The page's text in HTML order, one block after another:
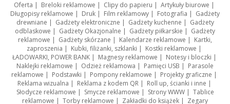
Oferta | Breloki reklamowe | Clipy do papieru | Artykuły biurowe |
Długopisy reklamowe | Druk | Film reklamowy | Fotografia | Gadżety
drewniane | Gadżety elektroniczne | Gadżety kuchenne | Gadżety
odblaskowe | Gadżety Okazjonalne | Gadżety piłkarskie | Gadżety
reklamowe | Gadżety skórzane | Kalendarze reklamowe | Kartki,
zaproszenia | Kubki, filiżanki, szklanki | Kostki reklamowe |
ŁADOWARKI, POWER BANK| Magnesy reklamowe | Notesy i bloczki |
Naklejki reklamowe | Odzież reklamowa | Pamięci USB | Parasole
reklamowe | Podstawki | Pompony reklamowe | Projekty graficzne |
Reklama wizualna | Reklama z kodem QR| Roll up, ścianki i inne |
Słodycze reklamowe | Smycze reklamowe | Strony WWW| Tablice
reklamowe | Torby reklamowe | Zakładki do książek | Zegary